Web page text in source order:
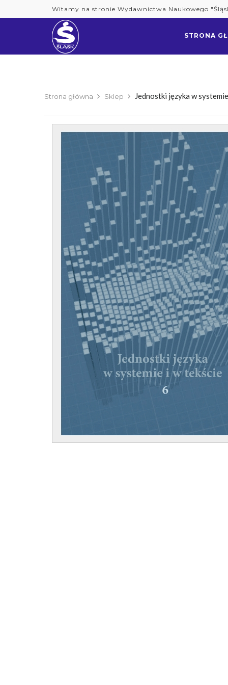
to
Witamy na stronie Wydawnictwa Naukowego
STRONA
Strona główna Sklep Jednostki języka w